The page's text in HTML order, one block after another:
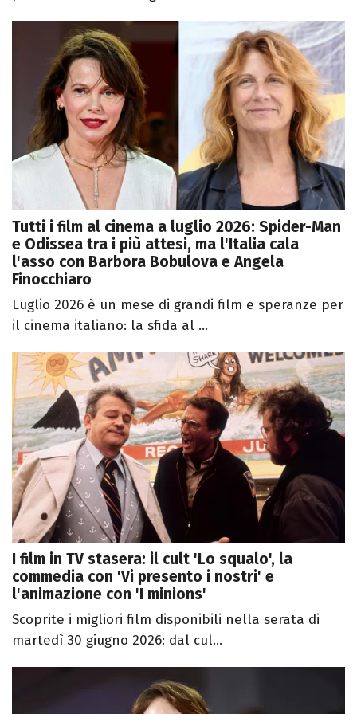
Tutti i film al cinema a luglio 2026: Spider-Man
e Odissea tra i più attesi, ma l'Italia cala
l'asso con Barbora Bobulova e Angela
Finocchiaro
Luglio 2026 è un mese di grandi film e speranze per
il cinema italiano: la sfida al ...
I film in TV stasera: il cult 'Lo squalo', la
commedia con 'Vi presento i nostri' e
l'animazione con 'I minions'
Scoprite i migliori film disponibili nella serata di
martedì 30 giugno 2026: dal cul...